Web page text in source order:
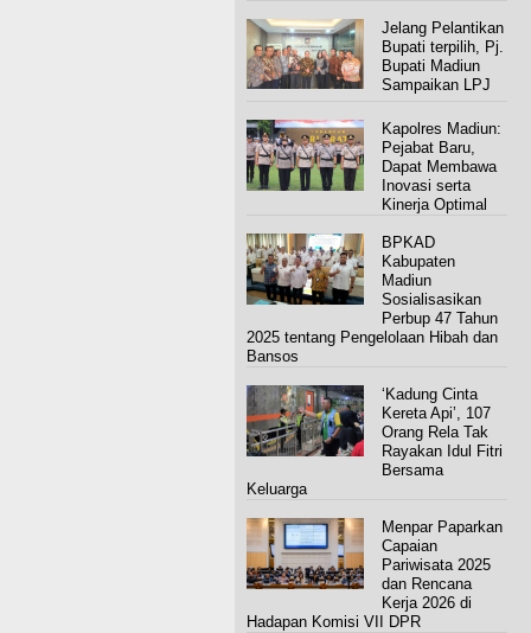
Jelang Pelantikan
Bupati terpilih, Pj.
Bupati Madiun
Sampaikan LPJ
Kapolres Madiun:
Pejabat Baru,
Dapat Membawa
Inovasi serta
Kinerja Optimal
BPKAD
Kabupaten
Madiun
Sosialisasikan
Perbup 47 Tahun
2025 tentang Pengelolaan Hibah dan
Bansos
‘Kadung Cinta
Kereta Api’, 107
Orang Rela Tak
Rayakan Idul Fitri
Bersama
Keluarga
Menpar Paparkan
Capaian
Pariwisata 2025
dan Rencana
Kerja 2026 di
Hadapan Komisi VII DPR